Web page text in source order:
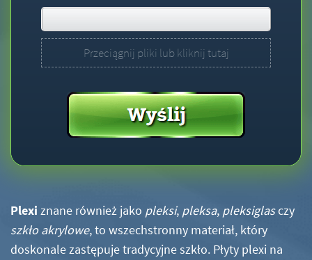
Przeciągnij pliki lub kliknij tutaj
Plexi znane również jako pleksi, pleksa, pleksiglasczy
szkło akrylowe, to wszechstronny materiał, który
doskonale zastępuje tradycyjne szkło. Płyty plexi na